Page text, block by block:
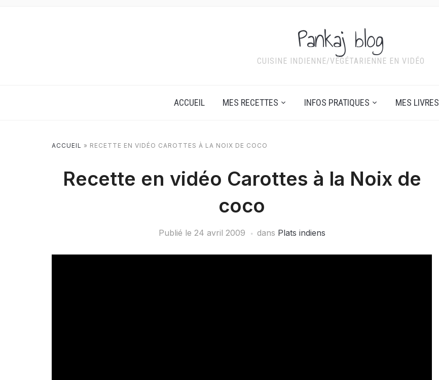
Pankaj blog
CUISINE INDIENNE/VÉGÉTARIENNE EN VIDÉO
ACCUEIL MES RECETTES INFOS PRATIQUES MES LIVRES
ACCUEIL » RECETTE EN VIDÉO CAROTTES À LA NOIX DE COCO
Recette en vidéo Carottes à la Noix de
coco
Publié le 24 avril 2009 dans Plats indiens